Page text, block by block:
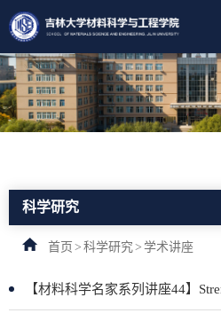
科学研究
首页 > 科学研究 > 学术讲座
【材料科学名家系列讲座44】Strength, ductility, fracture toughness, and fatigue